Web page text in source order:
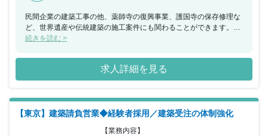
民間企業の建築工事の他、薬師寺の復興事業、護国寺の保存修理な
ど、世界遺産や伝統建築の施工案件にも関わることができます。日
本の伝統を守る仕事に携わりたい方にもおすすめです！
続きを読む >
求人詳細を見る
【東京】建築請負営業◆経験者採用／建築受注の体制強化
【業務内容】